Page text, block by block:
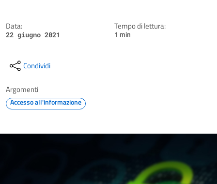
Data:
22 giugno 2021
Tempo di lettura:
1 min
Condividi
Argomenti
Accesso all'informazione